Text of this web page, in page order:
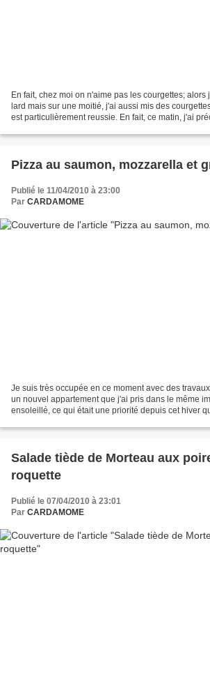
En fait, chez moi on n'aime pas les courgettes; alors
lard mais sur une moitié, j'ai aussi mis des
est particulièrement reussie. En fait, ce matin, j'ai
Pizza au saumon, mozzarella et
Publié le 11/04/2010 à 23:00
Par CARDAMOME
Je suis très occupée en ce moment avec des
un nouvel appartement que j'ai pris dans le même
ensoleillé, ce qui était une priorité depuis cet hiver
Salade tiède de Morteau aux
roquette
Publié le 07/04/2010 à 23:01
Par CARDAMOME